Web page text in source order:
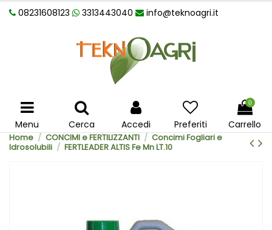
08231608123 3313443040 info@teknoagri.it
Menu Cerca Accedi Preferiti
0
Carrello
Home CONCIMI e FERTILIZZANTI
Concimi Fogliari e
Idrosolubili
FERTLEADER ALTIS Fe Mn LT.10